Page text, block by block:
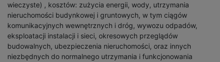
wieczyste) , kosztów: zużycia energii, wody, utrzymania
nieruchomości budynkowej i gruntowych, w tym ciągów
komunikacyjnych wewnętrznych i dróg, wywozu odpadów,
eksploatacji instalacji i sieci, okresowych przeglądów
budowalnych, ubezpieczenia nieruchomości, oraz innych
niezbędnych do normalnego utrzymania i funkcjonowania